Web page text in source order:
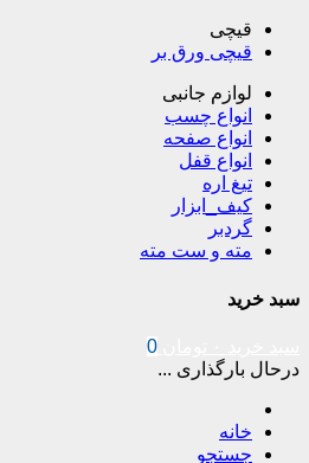
قیچی
قیچی ورق بر
لوازم جانبی
انواع چسب
انواع صفحه
انواع قفل
تیغ اره
کیف_ابزار
گردبر
مته و ست مته
سبد خرید
0
درحال بارگذاری ...
خانه
جستجو